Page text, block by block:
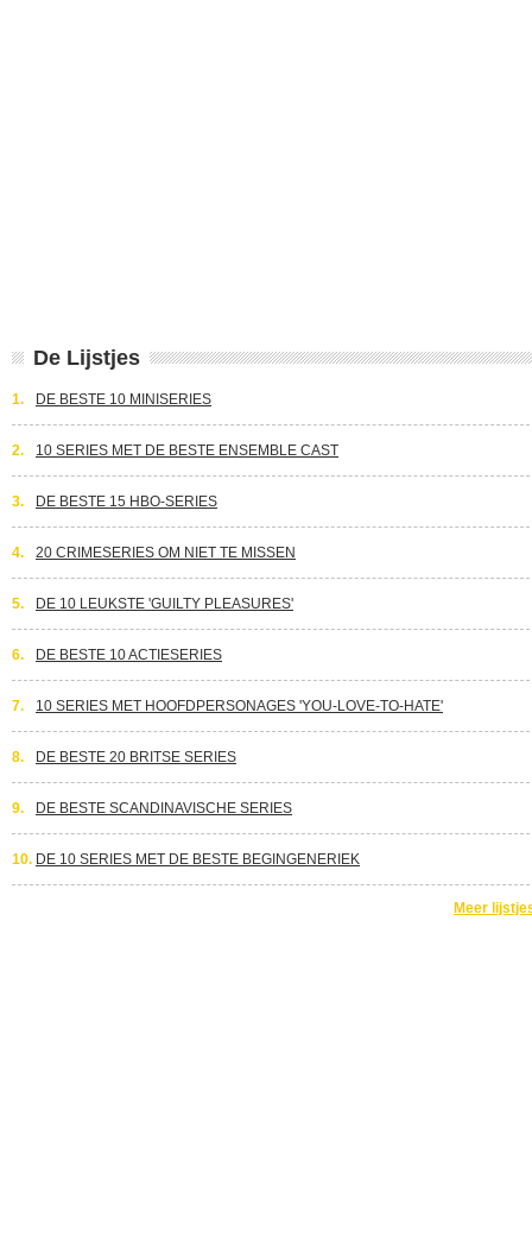
De Lijstjes
1. DE BESTE 10 MINISERIES
2. 10 SERIES MET DE BESTE ENSEMBLE CAST
3. DE BESTE 15 HBO-SERIES
4. 20 CRIMESERIES OM NIET TE MISSEN
5. DE 10 LEUKSTE 'GUILTY PLEASURES'
6. DE BESTE 10 ACTIESERIES
7. 10 SERIES MET HOOFDPERSONAGES 'YOU-LOVE-TO-HATE'
8. DE BESTE 20 BRITSE SERIES
9. DE BESTE SCANDINAVISCHE SERIES
10. DE 10 SERIES MET DE BESTE BEGINGENERIEK
Meer